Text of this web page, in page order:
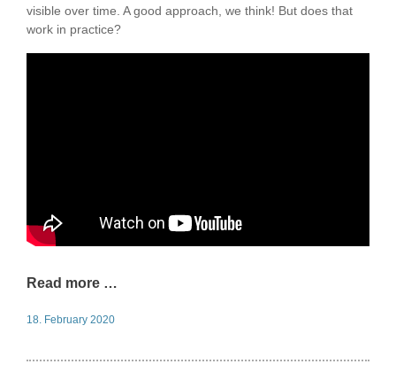
visible over time. A good approach, we think! But does that
work in practice?
Read more …
18. February 2020